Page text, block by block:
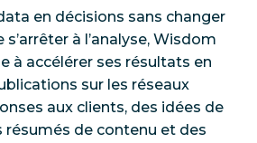
en décisions sans changer
s’arrêter à l’analyse, Wisdom
à accélérer ses résultats en
sur les réseaux
aux clients, des idées de
résumés de contenu et des